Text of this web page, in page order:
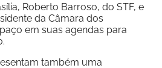
Roberto Barroso, do STF, e
da Câmara dos
em suas agendas para
também uma